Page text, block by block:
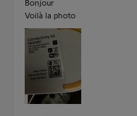
Bonjour
Voilà la photo